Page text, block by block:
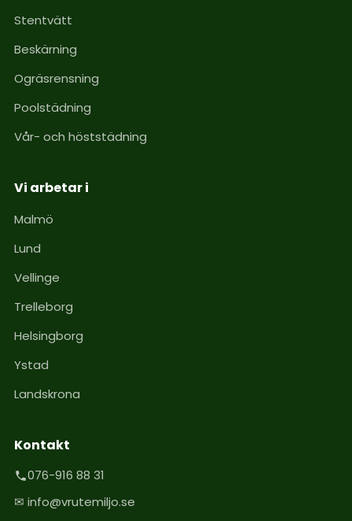
Stentvätt
Beskärning
Ogräsrensning
Poolstädning
Vår- och höststädning
Vi arbetar i
Malmö
Lund
Vellinge
Trelleborg
Helsingborg
Ystad
Landskrona
Kontakt
076-916 88 31
✉ info@vrutemiljo.se